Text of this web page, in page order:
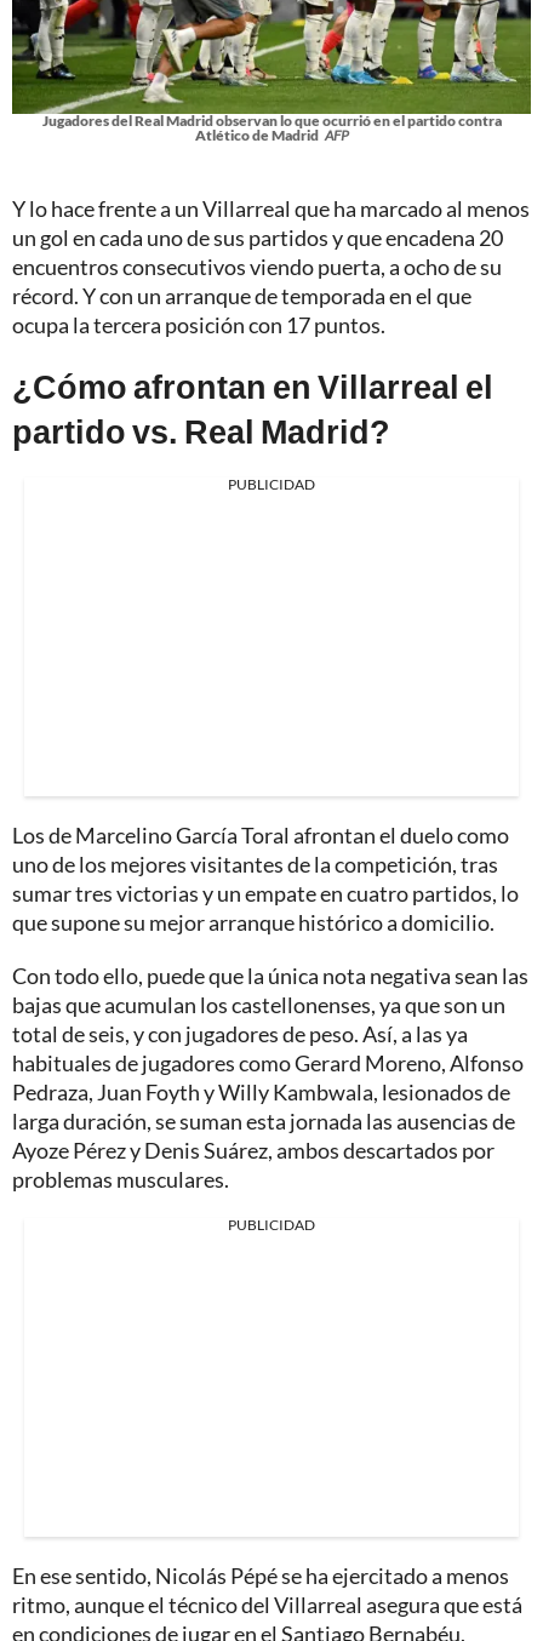
Jugadores del Real Madrid observan lo que ocurrió en el partido contra
Atlético de Madrid AFP
Y lo hace frente a un Villarreal que ha marcado al menos
un gol en cada uno de sus partidos y que encadena 20
encuentros consecutivos viendo puerta, a ocho de su
récord. Y con un arranque de temporada en el que
ocupa la tercera posición con 17 puntos.
¿Cómo afrontan en Villarreal el
partido vs. Real Madrid?
PUBLICIDAD
Los de Marcelino García Toral afrontan el duelo como
uno de los mejores visitantes de la competición, tras
sumar tres victorias y un empate en cuatro partidos, lo
que supone su mejor arranque histórico a domicilio.
Con todo ello, puede que la única nota negativa sean las
bajas que acumulan los castellonenses, ya que son un
total de seis, y con jugadores de peso. Así, a las ya
habituales de jugadores como Gerard Moreno, Alfonso
Pedraza, Juan Foyth y Willy Kambwala, lesionados de
larga duración, se suman esta jornada las ausencias de
Ayoze Pérez y Denis Suárez, ambos descartados por
problemas musculares.
PUBLICIDAD
En ese sentido, Nicolás Pépé se ha ejercitado a menos
ritmo, aunque el técnico del Villarreal asegura que está
en condiciones de jugar en el Santiago Bernabéu.